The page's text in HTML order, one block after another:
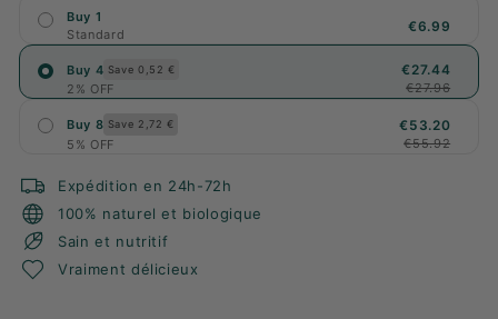
Buy 1
Standard
€6.99
Buy 4 Save 0,52 €
2% OFF
€27.44
€27.96
Buy 8 Save 2,72 €
5% OFF
€53.20
€55.92
Expédition en 24h-72h
100% naturel et biologique
Sain et nutritif
Vraiment délicieux